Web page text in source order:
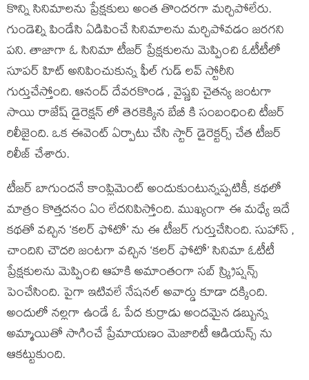
కొన్ని సినిమాలను ప్రేక్షకులు అంత తొందరగా మర్చిపోలేరు.
గుండెల్ని పిండేసి ఏడిపించే సినిమాలను మర్చిపోవడం జరగని
పని. తాజాగా ఓ సినిమా టీజర్ ప్రేక్షకులను మెప్పించి ఓటీటీలో
సూపర్ హిట్ అనిపించుకున్న ఫీల్ గుడ్ లవ్ స్టోరీని
గుర్తుచేస్తోంది. ఆనంద్ దేవరకొండ , వైష్ణవి చైతన్య జంటగా
సాయి రాజేష్ డైరెక్షన్ లో తెరకెక్కిన బేబీ కి సంబంధించి టీజర్
రిలీజైంది. ఒక ఈవెంట్ ఏర్పాటు చేసి స్టార్ డైరెక్టర్స్ చేత టీజర్
రిలీజ్ చేశారు.
టీజర్ బాగుందనే కాంప్లిమెంట్ అందుకుంటున్నప్పటికీ, కథలో
మాత్రం కొత్తదనం ఏం లేదనిపిస్తోంది. ముఖ్యంగా ఈ మధ్యే ఇదే
కథతో వచ్చిన ‘కలర్ ఫోటో’ ను ఈ టీజర్ గుర్తుచేసింది. సుహాస్ ,
చాందిని చౌదరి జంటగా వచ్చిన ‘కలర్ ఫోటో’ సినిమా ఓటీటీ
ప్రేక్షకులను మెప్పించి ఆహకి అమాంతంగా సబ్ స్క్రిప్షన్స్
పెంచేసింది. పైగా ఇటివలే నేషనల్ అవార్డు కూడా దక్కింది.
అందులో నల్లగా ఉండే ఓ పేద కుర్రాడు అందమైన డబ్బున్న
అమ్మాయితో సాగించే ప్రేమాయణం మెజారిటీ ఆడియన్స్ ను
ఆకట్టుకుంది.